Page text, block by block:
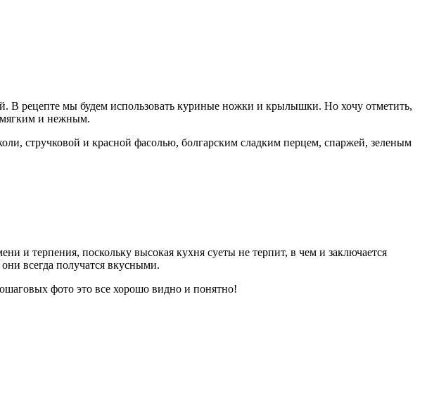
рецепте мы будем использовать куриные ножки и крылышки. Но хочу отметить,
мягким и нежным.
стручковой и красной фасолью, болгарским сладким перцем, спаржей, зеленым
и терпения, поскольку высокая кухня суеты не терпит, в чем и заключается
всегда получатся вкусными.
фото это все хорошо видно и понятно!